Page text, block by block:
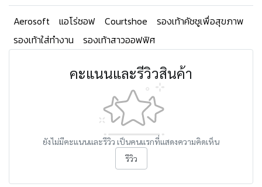
Aerosoft แอโร่ซอฟ Courtshoe
รองเท้าคัชชูเพื่อสุขภาพ
รองเท้าใส่ทำงาน
รองเท้าสาวออฟฟิศ
คะแนนและรีวิวสินค้า
ยังไม่มีคะแนนและรีวิว เป็นคนแรกที่แสดงความคิดเห็น
รีวิว